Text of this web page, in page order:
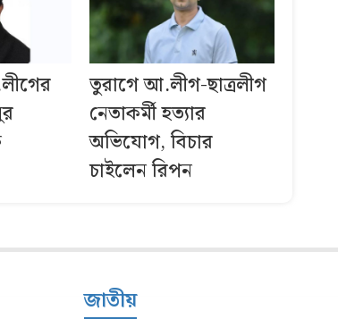
তুরাগে আ.লীগ-ছাত্রলীগ
নেতাকর্মী হত্যার
অভিযোগ, বিচার
চাইলেন রিপন
জাতীয়